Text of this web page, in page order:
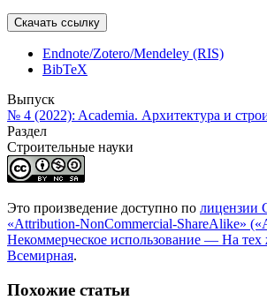
Скачать ссылку
Endnote/Zotero/Mendeley (RIS)
BibTeX
Выпуск
№ 4 (2022): Academia. Архитектура и
Раздел
Cтроительные науки
Это произведение доступно по лицензии
«Attribution-NonCommercial-ShareAlike»
Некоммерческое использование — На тех
Всемирная.
Похожие статьи